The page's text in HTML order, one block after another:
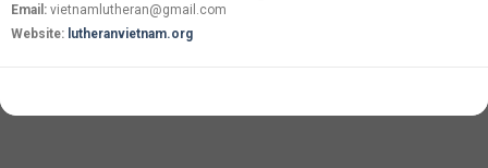
Email: vietnamlutheran@gmail.com
Website: lutheranvietnam.org